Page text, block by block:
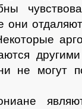
не могут